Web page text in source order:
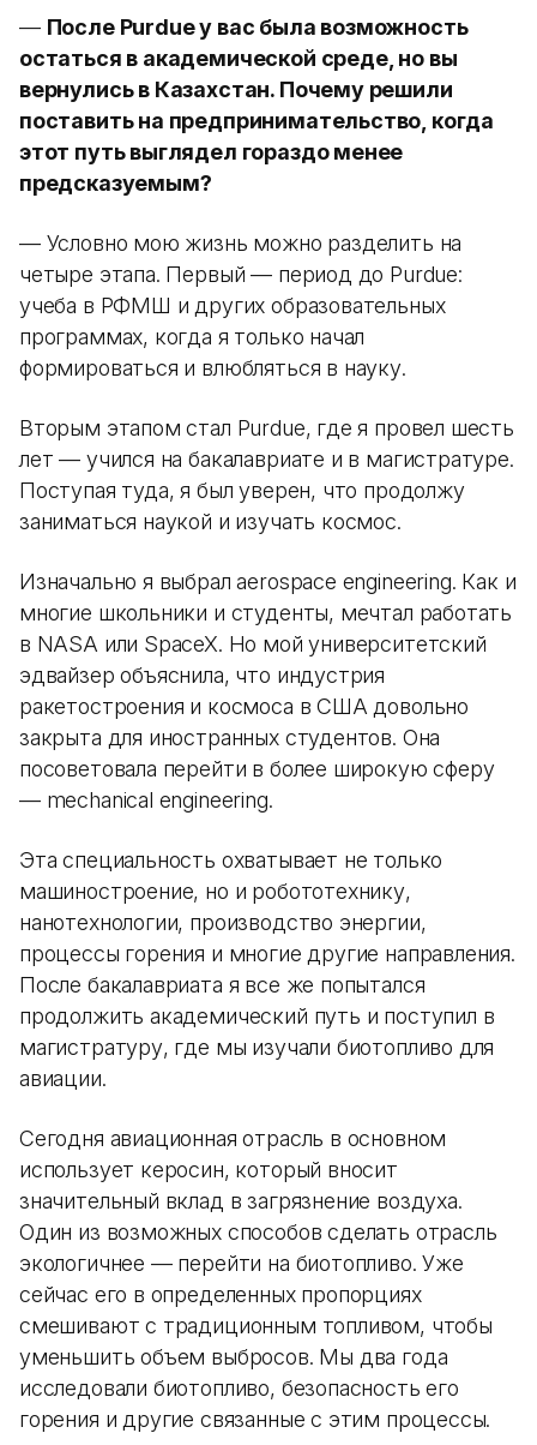
— После Purdue у вас была возможность
остаться в академической среде, но вы
вернулись в Казахстан. Почему решили
поставить на предпринимательство, когда
этот путь выглядел гораздо менее
предсказуемым?
— Условно мою жизнь можно разделить на
четыре этапа. Первый — период до Purdue:
учеба в РФМШ и других образовательных
программах, когда я только начал
формироваться и влюбляться в науку.
Вторым этапом стал Purdue, где я провел шесть
лет — учился на бакалавриате и в магистратуре.
Поступая туда, я был уверен, что продолжу
заниматься наукой и изучать космос.
Изначально я выбрал aerospace engineering. Как и
многие школьники и студенты, мечтал работать
в NASA или SpaceX. Но мой университетский
эдвайзер объяснила, что индустрия
ракетостроения и космоса в США довольно
закрыта для иностранных студентов. Она
посоветовала перейти в более широкую сферу
— mechanical engineering.
Эта специальность охватывает не только
машиностроение, но и робототехнику,
нанотехнологии, производство энергии,
процессы горения и многие другие направления.
После бакалавриата я все же попытался
продолжить академический путь и поступил в
магистратуру, где мы изучали биотопливо для
авиации.
Сегодня авиационная отрасль в основном
использует керосин, который вносит
значительный вклад в загрязнение воздуха.
Один из возможных способов сделать отрасль
экологичнее — перейти на биотопливо. Уже
сейчас его в определенных пропорциях
смешивают с традиционным топливом, чтобы
уменьшить объем выбросов. Мы два года
исследовали биотопливо, безопасность его
горения и другие связанные с этим процессы.